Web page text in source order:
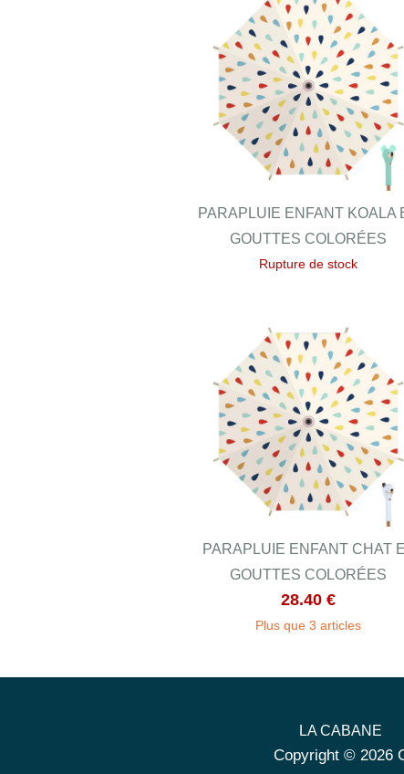
LA CABANE
Copyright © 2026
PARAPLUIE ENFANT KOALA
GOUTTES COLORÉES
Rupture de stock
PARAPLUIE ENFANT CHAT
GOUTTES COLORÉES
28.40 €
Plus que 3 articles